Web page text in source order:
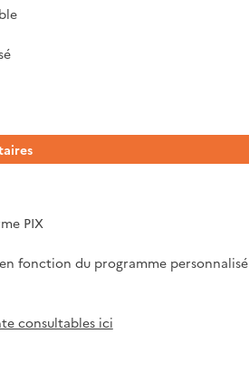
PIX
fonction du programme personnalisé
consultables ici